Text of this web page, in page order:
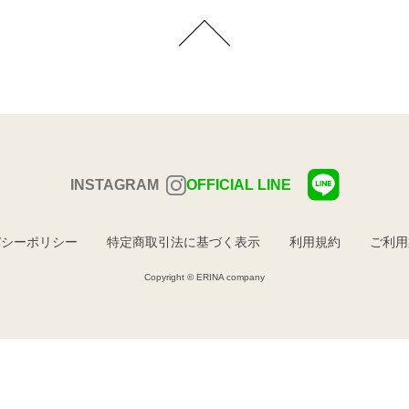
INSTAGRAM OFFICIAL LINE
ーポリシー 特定商取引法に基づく表示 利用規約 ご利
Copyright © ERINA company